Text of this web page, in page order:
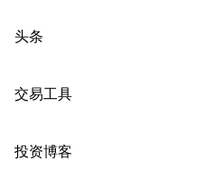
头条
交易工具
投资博客